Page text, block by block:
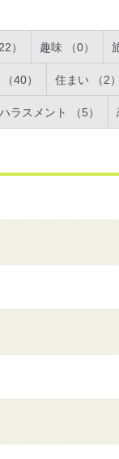
） 趣味 （0）
40） 住まい （2
ハラスメント （5）